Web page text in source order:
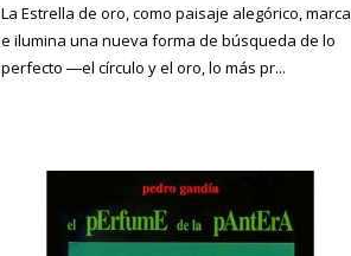
La Estrella de oro, como paisaje alegórico, marca
e ilumina una nueva forma de búsqueda de lo
perfecto ―el círculo y el oro, lo más pr...